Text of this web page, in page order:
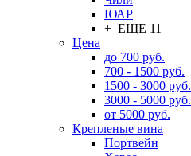
ЮАР
+ ЕЩЕ 11
Цена
до 700 руб.
700 - 1500 руб.
1500 - 3000 руб.
3000 - 5000 руб.
от 5000 руб.
Крепленые вина
Портвейн